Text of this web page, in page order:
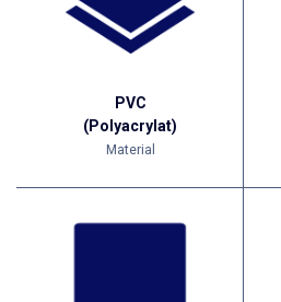
PVC
(Polyacrylat)
Material